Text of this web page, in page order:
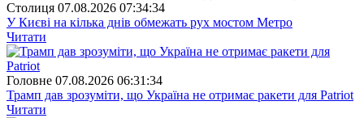
Столиця 07.08.2026 07:34:34
У Києві на кілька днів обмежать рух мостом Метро
Читати
Головне 07.08.2026 06:31:34
Трамп дав зрозуміти, що Україна не отримає ракети для Patriot
Читати